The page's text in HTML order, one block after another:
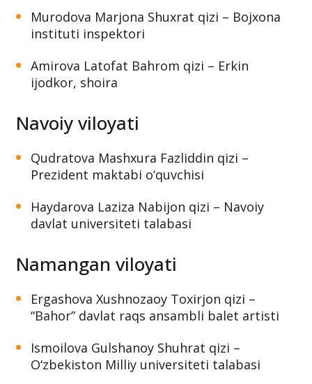
Murodova Marjona Shuxrat qizi – Bojxona
instituti inspektori
Amirova Latofat Bahrom qizi – Erkin
ijodkor, shoira
Navoiy viloyati
Qudratova Mashxura Fazliddin qizi –
Prezident maktabi o‘quvchisi
Haydarova Laziza Nabijon qizi – Navoiy
davlat universiteti talabasi
Namangan viloyati
Ergashova Xushnozaoy Toxirjon qizi –
“Bahor” davlat raqs ansambli balet artisti
Ismoilova Gulshanoy Shuhrat qizi –
O‘zbekiston Milliy universiteti talabasi